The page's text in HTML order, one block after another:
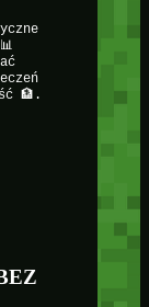
🏦.